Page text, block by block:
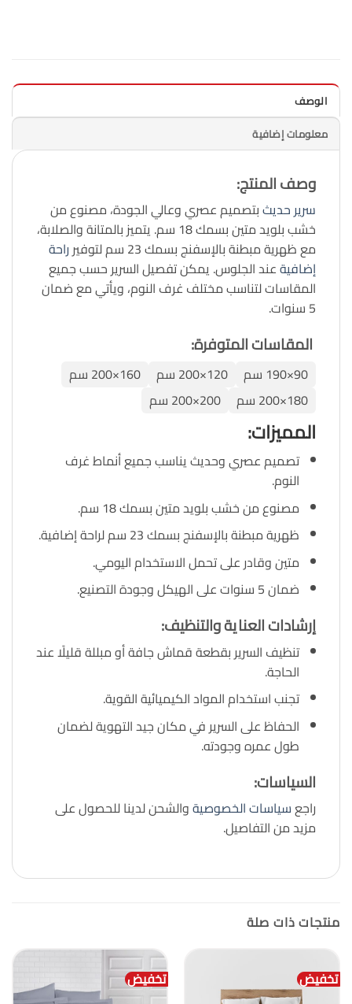
الوصف
معلومات إضافية
وصف المنتج:
سرير حديثبتصميم عصري وعالي الجودة، مصنوع من
خشب بلويد متين بسمك 18 سم. يتميز بالمتانة والصلابة،
مع ظهرية مبطنة بالإسفنج بسمك 23 سم لتوفير
راحة
إضافيةعند الجلوس. يمكن تفصيل السرير حسب جميع
المقاسات لتناسب مختلف غرف النوم، ويأتي مع ضمان
5 سنوات.
المقاسات المتوفرة:
90×190 سم 120×200 سم
160×200 سم
180×200 سم
200×200 سم
المميزات:
تصميم عصري وحديث يناسب جميع أنماط غرف
النوم.
مصنوع من خشب بلويد متين بسمك 18 سم.
ظهرية مبطنة بالإسفنج بسمك 23 سم لراحة إضافية.
متين وقادر على تحمل الاستخدام اليومي.
ضمان 5 سنوات على الهيكل وجودة التصنيع.
إرشادات العناية والتنظيف:
تنظيف السرير بقطعة قماش جافة أو مبللة قليلًا عند
الحاجة.
تجنب استخدام المواد الكيميائية القوية.
الحفاظ على السرير في مكان جيد التهوية لضمان
طول عمره وجودته.
السياسات:
راجعسياسات الخصوصيةوالشحن لدينا للحصول على
مزيد من التفاصيل.
منتجات ذات صلة
تخفيض تخفيض